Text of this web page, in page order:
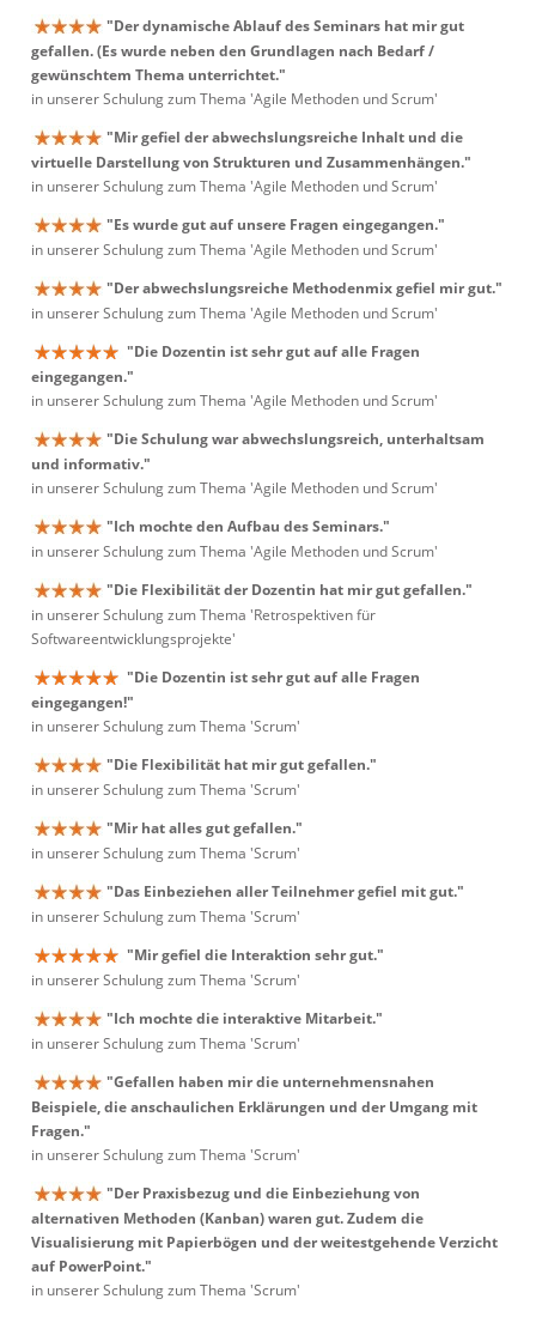
"Der dynamische Ablauf des Seminars hat mir gut
gefallen. (Es wurde neben den Grundlagen nach Bedarf /
gewünschtem Thema unterrichtet."
in unserer Schulung zum Thema 'Agile Methoden und Scrum'
"Mir gefiel der abwechslungsreiche Inhalt und die
virtuelle Darstellung von Strukturen und Zusammenhängen."
in unserer Schulung zum Thema 'Agile Methoden und Scrum'
"Es wurde gut auf unsere Fragen eingegangen."
in unserer Schulung zum Thema 'Agile Methoden und Scrum'
"Der abwechslungsreiche Methodenmix gefiel mir gut."
in unserer Schulung zum Thema 'Agile Methoden und Scrum'
"Die Dozentin ist sehr gut auf alle Fragen
eingegangen."
in unserer Schulung zum Thema 'Agile Methoden und Scrum'
"Die Schulung war abwechslungsreich, unterhaltsam
und informativ."
in unserer Schulung zum Thema 'Agile Methoden und Scrum'
"Ich mochte den Aufbau des Seminars."
in unserer Schulung zum Thema 'Agile Methoden und Scrum'
"Die Flexibilität der Dozentin hat mir gut gefallen."
in unserer Schulung zum Thema 'Retrospektiven für
Softwareentwicklungsprojekte'
"Die Dozentin ist sehr gut auf alle Fragen
eingegangen!"
in unserer Schulung zum Thema 'Scrum'
"Die Flexibilität hat mir gut gefallen."
in unserer Schulung zum Thema 'Scrum'
"Mir hat alles gut gefallen."
in unserer Schulung zum Thema 'Scrum'
"Das Einbeziehen aller Teilnehmer gefiel mit gut."
in unserer Schulung zum Thema 'Scrum'
"Mir gefiel die Interaktion sehr gut."
in unserer Schulung zum Thema 'Scrum'
"Ich mochte die interaktive Mitarbeit."
in unserer Schulung zum Thema 'Scrum'
"Gefallen haben mir die unternehmensnahen
Beispiele, die anschaulichen Erklärungen und der Umgang mit
Fragen."
in unserer Schulung zum Thema 'Scrum'
"Der Praxisbezug und die Einbeziehung von
alternativen Methoden (Kanban) waren gut. Zudem die
Visualisierung mit Papierbögen und der weitestgehende Verzicht
auf PowerPoint."
in unserer Schulung zum Thema 'Scrum'